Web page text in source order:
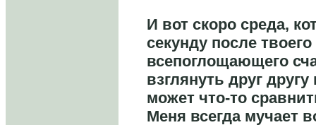
И вот скоро среда,
секунду после
всепоглощающего
взглянуть друг
может что-то
Меня всегда мучает